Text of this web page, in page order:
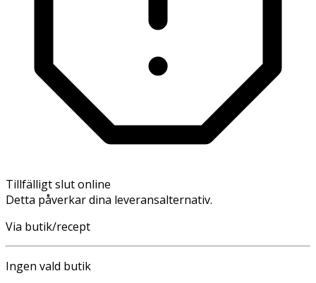
Tillfälligt slut online
Detta påverkar dina leveransalternativ.
Via butik/recept
Ingen vald butik